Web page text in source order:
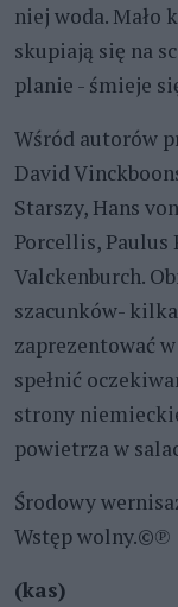
niej woda. Mało
skupiają się na
planie - śmieje
Wśród autorów
David
Starszy, Hans
Porcellis,
Valckenburch.
szacunków-
zaprezentować
spełnić
strony
powietrza w
Środowy
Wstęp wolny.©℗
(kas)